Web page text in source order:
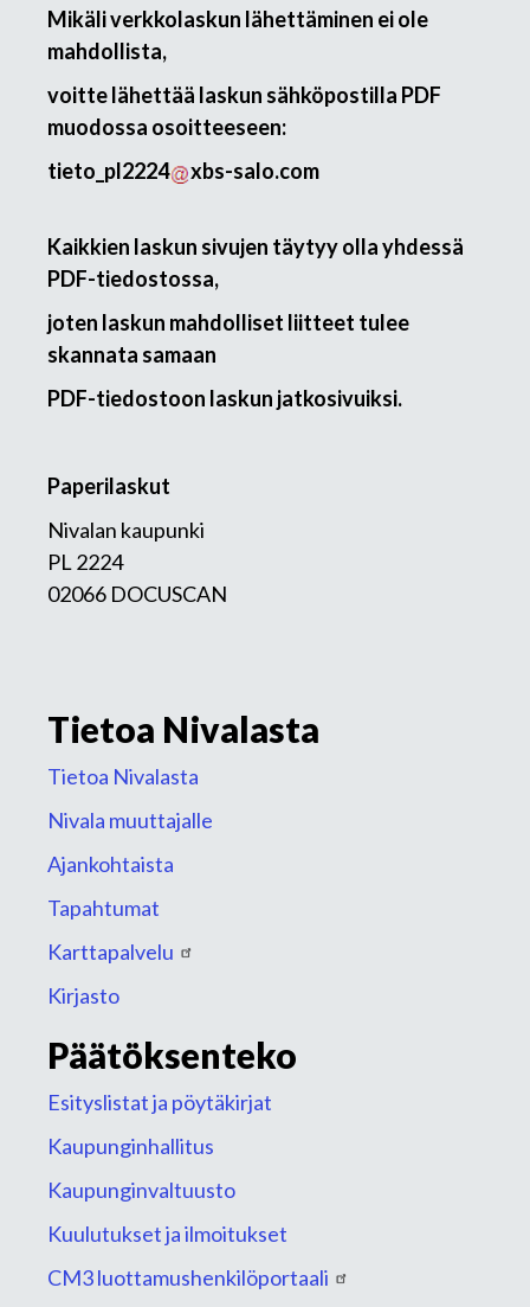
Mikäli verkkolaskun lähettäminen ei ole
mahdollista,
voitte lähettää laskun sähköpostilla PDF
muodossa osoitteeseen:
tieto_pl2224
xbs-salo.com
Kaikkien laskun sivujen täytyy olla yhdessä
PDF-tiedostossa,
joten laskun mahdolliset liitteet tulee
skannata samaan
PDF-tiedostoon laskun jatkosivuiksi.
Paperilaskut
Nivalan kaupunki
PL 2224
02066 DOCUSCAN
Tietoa Nivalasta
Tietoa Nivalasta
Nivala muuttajalle
Ajankohtaista
Tapahtumat
Karttapalvelu
Kirjasto
Päätöksenteko
Esityslistat ja pöytäkirjat
Kaupunginhallitus
Kaupunginvaltuusto
Kuulutukset ja ilmoitukset
CM3 luottamushenkilöportaali